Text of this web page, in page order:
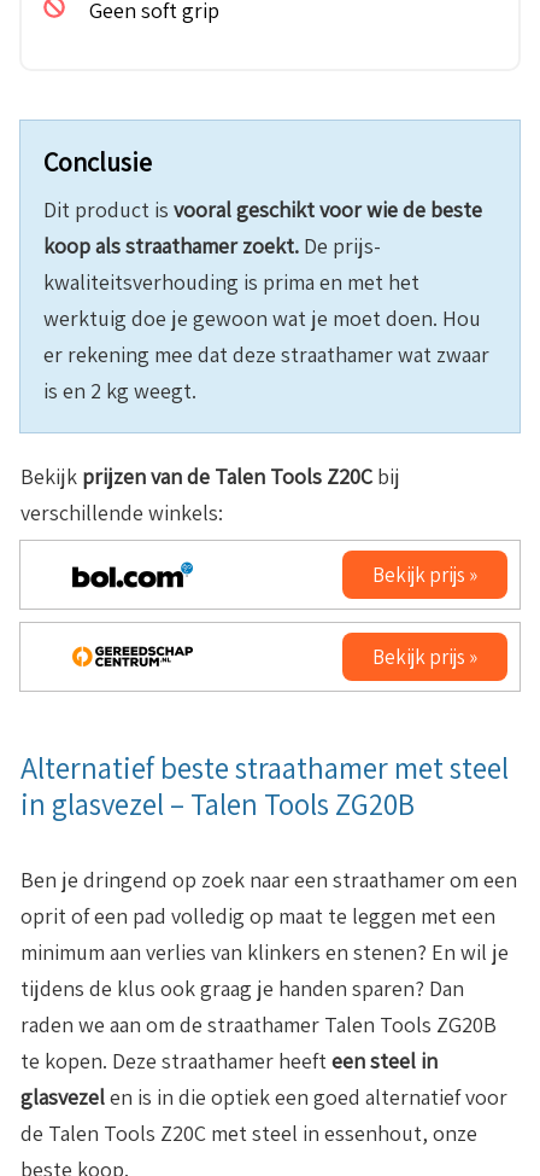
Geen soft grip
Conclusie
Dit product is vooral geschikt voor wie de beste
koop als straathamer zoekt. De prijs-
kwaliteitsverhouding is prima en met het
werktuig doe je gewoon wat je moet doen. Hou
er rekening mee dat deze straathamer wat zwaar
is en 2 kg weegt.
Bekijk prijzen van de Talen Tools Z20C bij
verschillende winkels:
Bekijk prijs »
Bekijk prijs »
Alternatief beste straathamer met steel
in glasvezel – Talen Tools ZG20B
Ben je dringend op zoek naar een straathamer om een
oprit of een pad volledig op maat te leggen met een
minimum aan verlies van klinkers en stenen? En wil je
tijdens de klus ook graag je handen sparen? Dan
raden we aan om de straathamer Talen Tools ZG20B
te kopen. Deze straathamer heeft een steel in
glasvezelen is in die optiek een goed alternatief voor
de Talen Tools Z20C met steel in essenhout, onze
beste koop.